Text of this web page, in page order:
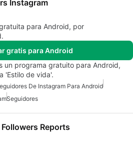
Instagram
para Android, por
gratis para Android
un programa gratuito para Android,
'Estilo de vida'.
De Instagram Para Android
Seguidores
Reports